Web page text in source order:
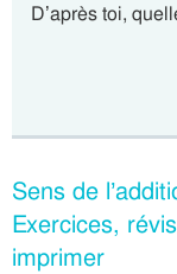
D’après toi,
Sens de
Exercices,
imprimer